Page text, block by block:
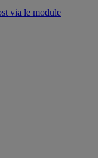
via le module